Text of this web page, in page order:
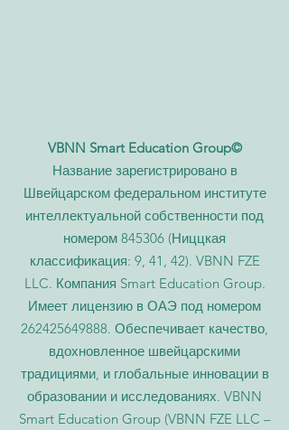
VBNN Smart Education Group©
Название зарегистрировано в
Швейцарском федеральном институте
интеллектуальной собственности под
номером 845306 (Ниццкая
классификация: 9, 41, 42). VBNN FZE
LLC. Компания Smart Education Group.
Имеет лицензию в ОАЭ под номером
262425649888. Обеспечивает качество,
вдохновленное швейцарскими
традициями, и глобальные инновации в
образовании и исследованиях. VBNN
Smart Education Group (VBNN FZE LLC –